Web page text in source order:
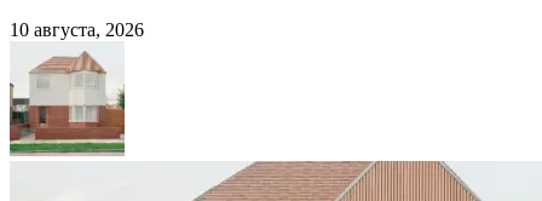
10 августа, 2026